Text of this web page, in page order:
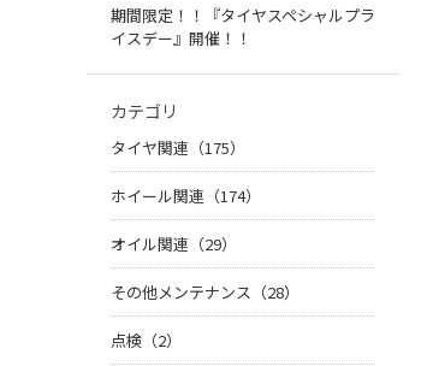
期間限定！！『タイヤスペシャルプラ
イスデー』開催！！
カテゴリ
タイヤ関連（175）
ホイール関連（174）
オイル関連（29）
その他メンテナンス（28）
点検（2）